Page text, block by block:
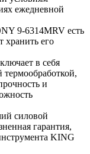
ежедневной
9-6314MRV есть
хранить его
в себя
и
силовой
гарантия,
KING